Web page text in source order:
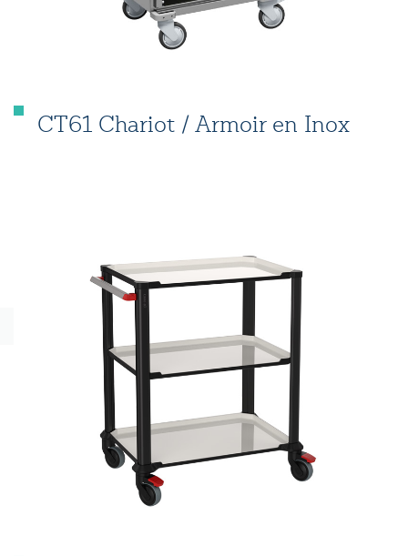
CT61 Chariot / Armoir en Inox